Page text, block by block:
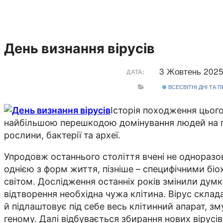
День визнання вірусів
ДАТА: 3 Жовтень
ВСЕСВІТНІ ДНІ ТА
Історія походження
найбільшою перешкодою домінування людей на
рослини, бактерії та археї.
Упродовж останнього століття вчені не
однією з форм життя, пізніше – специфічними
світом. Дослідження останніх років змінили
відтворення необхідна чужа клітина. Вірус
й підлаштовує під себе весь клітинний апарат,
геному. Далі відбувається збирання нових